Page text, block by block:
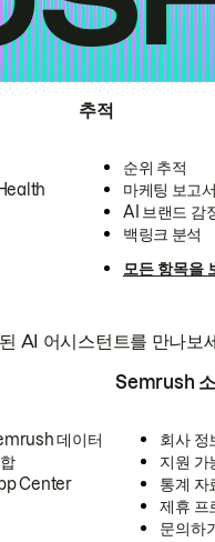
추적
순위 추적
마케팅 보고
AI 브랜드 감
백링크 분석
모든 항목을
AI 어시스턴트를 만나보
데이터
Center
Semrush
회사 정
지원 가
통계 자
제휴 프
문의하